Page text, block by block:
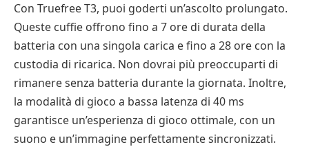
Con Truefree T3, puoi goderti un’ascolto prolungato.
Queste cuffie offrono fino a 7 ore di durata della
batteria con una singola carica e fino a 28 ore con la
custodia di ricarica. Non dovrai più preoccuparti di
rimanere senza batteria durante la giornata. Inoltre,
la modalità di gioco a bassa latenza di 40 ms
garantisce un’esperienza di gioco ottimale, con un
suono e un’immagine perfettamente sincronizzati.